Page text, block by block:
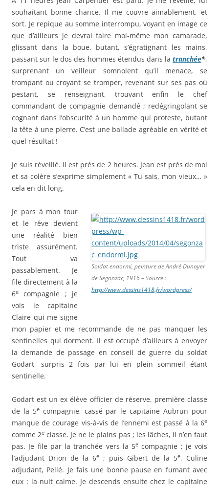
souhaitant bonne chance. Il me couvre aimablement, et
sort. Je repique au somme interrompu, voyant en image ce
que d’ailleurs je devrai faire moi-même mon camarade,
glissant dans la boue, butant, s’égratignant les mains,
passant sur le dos des hommes étendus dans la tranchée*,
surprenant un veilleur somnolent qu’il menace, se
trompant ou croyant se tromper, revenant sur ses pas où
pestant, se renseignant, trouvant enfin le chef
commandant de compagnie demandé ; redégringolant se
cognant dans l’obscurité à un homme qui proteste, butant
la tête à une pierre. C’est une ballade agréable en vérité et
quel résultat !
Je suis réveillé. Il est près de 2 heures. Jean est près de moi
et sa colère s’exprime simplement « Tu sais, mon vieux… »
cela en dit long.
Soldat endormi, peinture de André Dunoyer
de Segonzac, 1916 – Source :
http://www.dessins1418.fr/wordpress/
Je pars à mon tour
et le rêve devient
une réalité bien
triste assurément.
Tout va
passablement. Je
file directement à la
6e
compagnie ; je
vois le capitaine
Claire qui me signe
mon papier et me recommande de ne pas manquer les
sentinelles qui dorment. Il est occupé d’ailleurs à envoyer
la demande de passage en conseil de guerre du soldat
Godart, surpris 2 fois par lui en plein sommeil étant
sentinelle.
Godart est un ex élève officier de réserve, première classe
de la 5ecompagnie, cassé par le capitaine Aubrun pour
manque de courage vis-à-vis de l’ennemi est passé à la 6e
comme 2e classe. Je ne le plains pas ; les lâches, il n’en faut
pas. Je file par la tranchée vers la 5e compagnie ; je vois
l’adjudant Drion de la 6e ; puis Gibert de la 5e, Culine
adjudant, Pellé. Je fais une bonne pause en fumant avec
eux : la nuit calme. Je descends ensuite chez le capitaine